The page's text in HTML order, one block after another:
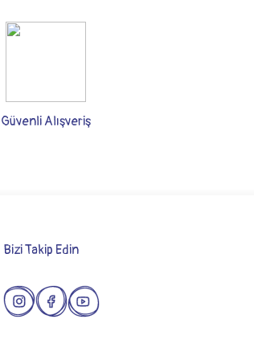
Güvenli Alışveriş
Bizi Takip Edin